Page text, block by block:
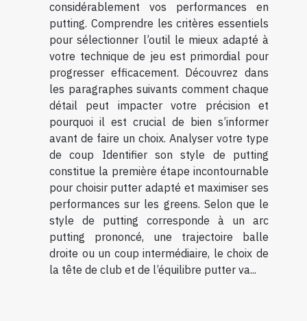
considérablement vos performances en
putting. Comprendre les critères essentiels
pour sélectionner l’outil le mieux adapté à
votre technique de jeu est primordial pour
progresser efficacement. Découvrez dans
les paragraphes suivants comment chaque
détail peut impacter votre précision et
pourquoi il est crucial de bien s’informer
avant de faire un choix. Analyser votre type
de coup Identifier son style de putting
constitue la première étape incontournable
pour choisir putter adapté et maximiser ses
performances sur les greens. Selon que le
style de putting corresponde à un arc
putting prononcé, une trajectoire balle
droite ou un coup intermédiaire, le choix de
la tête de club et de l’équilibre putter va...